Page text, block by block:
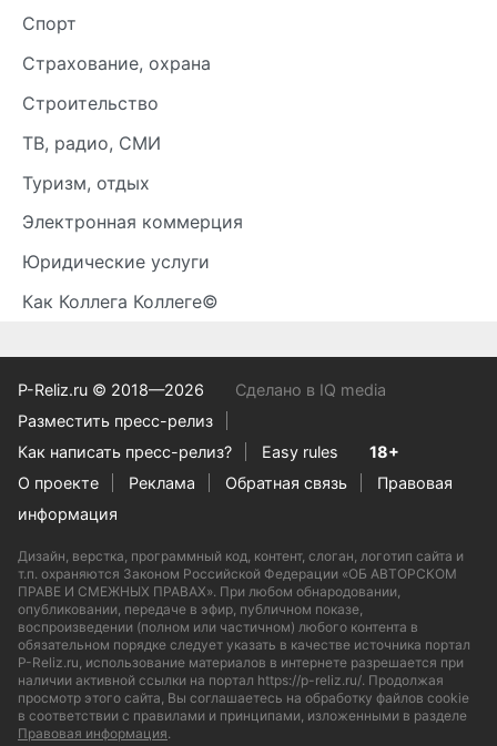
Спорт
Страхование, охрана
Строительство
ТВ, радио, СМИ
Туризм, отдых
Электронная коммерция
Юридические услуги
Как Коллега Коллеге©
P-Reliz.ru © 2018—2026
Сделано в IQ media
Разместить пресс-релиз
Как написать пресс-релиз?
Easy rules
18+
О проекте
Реклама Обратная связь
Правовая
информация
Дизайн, верстка, программный код, контент, слоган, логотип сайта и
т.п. охраняются Законом Российской Федерации «ОБ АВТОРСКОМ
ПРАВЕ И СМЕЖНЫХ ПРАВАХ». При любом обнародовании,
опубликовании, передаче в эфир, публичном показе,
воспроизведении (полном или частичном) любого контента в
обязательном порядке следует указать в качестве источника портал
P-Reliz.ru, использование материалов в интернете разрешается при
наличии активной ссылки на портал https://p-reliz.ru/. Продолжая
просмотр этого сайта, Вы соглашаетесь на обработку файлов cookie
в соответствии с правилами и принципами, изложенными в разделе
Правовая информация.